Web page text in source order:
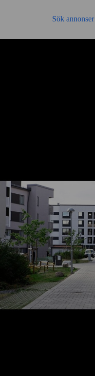
Sök annonser